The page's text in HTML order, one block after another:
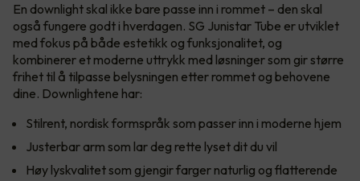
En downlight skal ikke bare passe inn i rommet – den skal
også fungere godt i hverdagen. SG Junistar Tube er utviklet
med fokus på både estetikk og funksjonalitet, og
kombinerer et moderne uttrykk med løsninger som gir større
frihet til å tilpasse belysningen etter rommet og behovene
dine. Downlightene har:
Stilrent, nordisk formspråk som passer inn i moderne hjem
Justerbar arm som lar deg rette lyset dit du vil
Høy lyskvalitet som gjengir farger naturlig og flatterende